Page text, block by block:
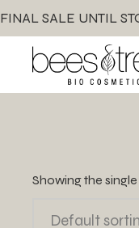
FINAL SALE UNTIL
Showing the
Default